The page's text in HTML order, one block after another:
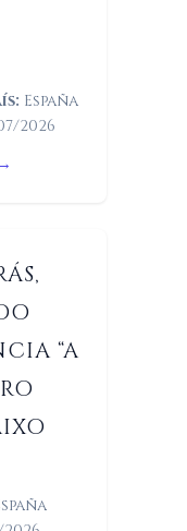
España
2026
“A